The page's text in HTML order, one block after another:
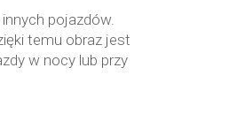
pojazdów.
temu obraz jest
w nocy lub przy